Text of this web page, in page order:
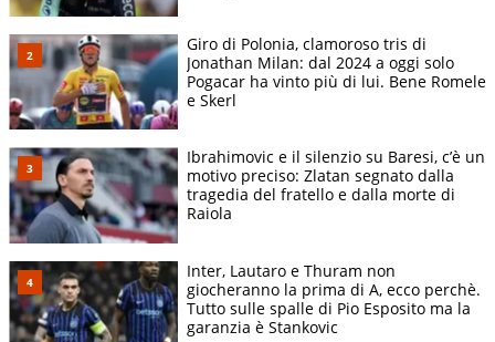
Giro di Polonia, clamoroso tris di
Jonathan Milan: dal 2024 a oggi solo
Pogacar ha vinto più di lui. Bene Romele
e Skerl
Ibrahimovic e il silenzio su Baresi, c’è un
motivo preciso: Zlatan segnato dalla
tragedia del fratello e dalla morte di
Raiola
Inter, Lautaro e Thuram non
giocheranno la prima di A, ecco perchè.
Tutto sulle spalle di Pio Esposito ma la
garanzia è Stankovic